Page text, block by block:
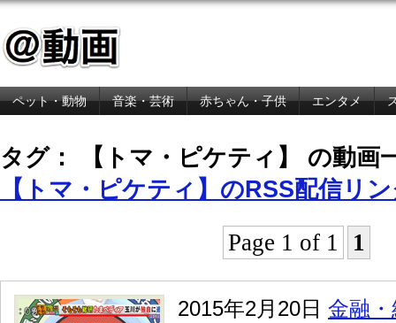
ペット・動物 音楽・芸術 赤ちゃん・子供 エンタメ
タグ： 【トマ・ピケティ】 の動画
【トマ・ピケティ】のRSS配信リ
Page 1 of 1
1
2015年2月20日 金融